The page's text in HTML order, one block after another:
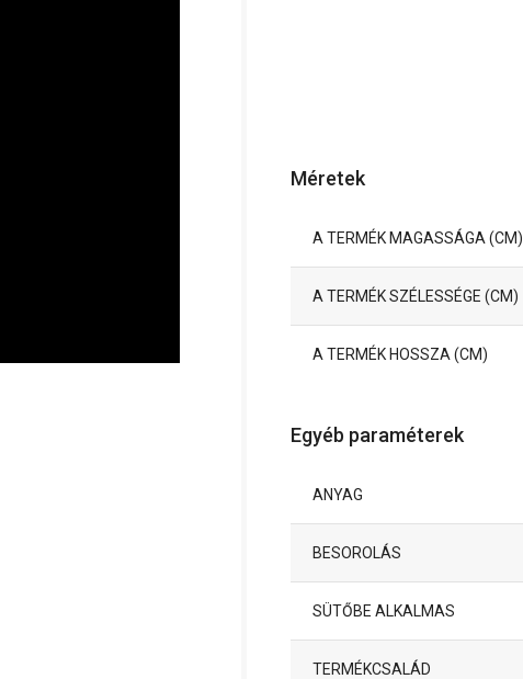
Méretek
A TERMÉK MAGASSÁGA (CM)
A TERMÉK SZÉLESSÉGE (CM)
A TERMÉK HOSSZA (CM)
Egyéb paraméterek
ANYAG
BESOROLÁS
SÜTŐBE ALKALMAS
TERMÉKCSALÁD